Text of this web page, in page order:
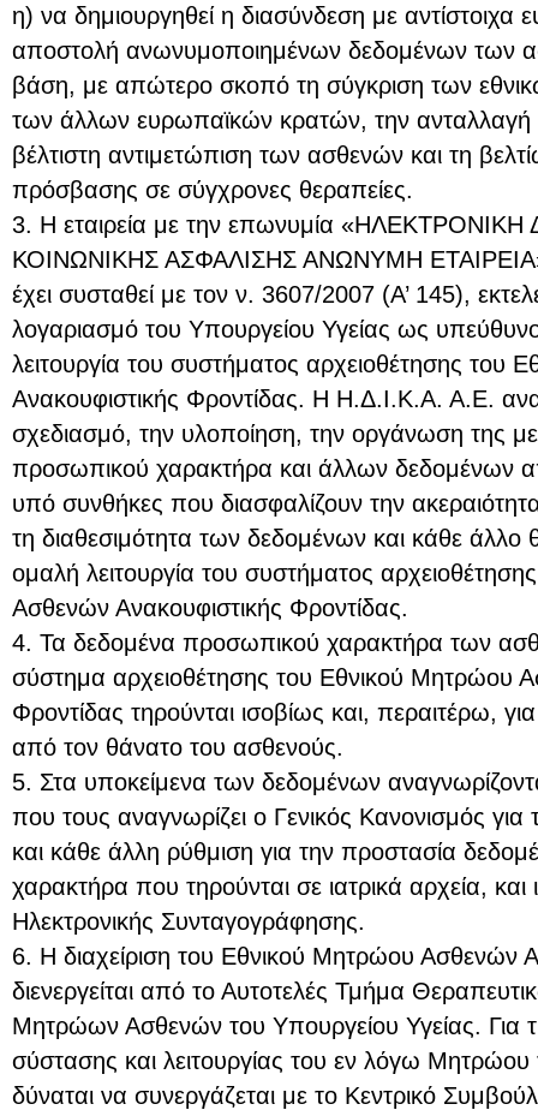
η) να δημιουργηθεί η διασύνδεση με
αποστολή ανωνυμοποιημένων δεδομένων των
βάση, με απώτερο σκοπό τη σύγκριση των
των άλλων ευρωπαϊκών κρατών, την ανταλλαγή
βέλτιστη αντιμετώπιση των ασθενών και τη
πρόσβασης σε σύγχρονες θεραπείες.
3. Η εταιρεία με την επωνυμία
ΚΟΙΝΩΝΙΚΗΣ ΑΣΦΑΛΙΣΗΣ ΑΝΩΝΥΜΗ
έχει συσταθεί με τον ν. 3607/2007 (Α’ 145),
λογαριασμό του Υπουργείου Υγείας ως
λειτουργία του συστήματος αρχειοθέτησης
Ανακουφιστικής Φροντίδας. Η Η.Δ.Ι.Κ.Α. Α.Ε.
σχεδιασμό, την υλοποίηση, την οργάνωση της
προσωπικού χαρακτήρα και άλλων δεδομένων
υπό συνθήκες που διασφαλίζουν την
τη διαθεσιμότητα των δεδομένων και κάθε
ομαλή λειτουργία του συστήματος
Ασθενών Ανακουφιστικής Φροντίδας.
4. Τα δεδομένα προσωπικού χαρακτήρα των
σύστημα αρχειοθέτησης του Εθνικού Μητρώου
Φροντίδας τηρούνται ισοβίως και, περαιτέρω,
από τον θάνατο του ασθενούς.
5. Στα υποκείμενα των δεδομένων
που τους αναγνωρίζει ο Γενικός Κανονισμός
και κάθε άλλη ρύθμιση για την προστασία
χαρακτήρα που τηρούνται σε ιατρικά αρχεία, και
Ηλεκτρονικής Συνταγογράφησης.
6. H διαχείριση του Εθνικού Μητρώου Ασθενών
διενεργείται από το Αυτοτελές Τμήμα
Μητρώων Ασθενών του Υπουργείου Υγείας.
σύστασης και λειτουργίας του εν λόγω
δύναται να συνεργάζεται με το Κεντρικό